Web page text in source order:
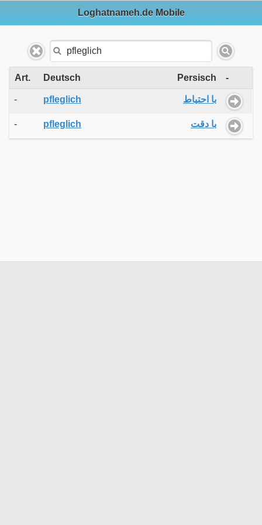
Loghatnameh.de Mobile
Art. Deutsch Persisch -
- pfleglich با احتیاط
- pfleglich با دقت